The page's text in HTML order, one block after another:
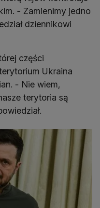
- Zamienimy jedno
dziennikowi
części
Ukraina
- Nie wiem,
terytoria są